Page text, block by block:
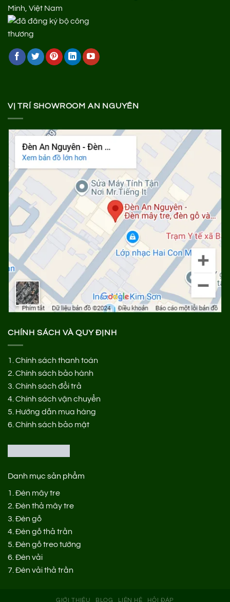
Minh, Việt Nam
VỊ TRÍ SHOWROOM AN NGUYÊN
CHÍNH SÁCH VÀ QUY ĐỊNH
1. Chính sách thanh toán
2. Chính sách bảo hành
3. Chính sách đổi trả
4. Chính sách vận chuyển
5. Hướng dẫn mua hàng
6. Chính sách bảo mật
Danh mục sản phẩm
1. Đèn mây tre
2. Đèn thả mây tre
3. Đèn gỗ
4. Đèn gỗ thả trần
5. Đèn gỗ treo tường
6. Đèn vải
7. Đèn vải thả trần
GIỚI THIỆU BLOG LIÊN HỆ HỎI ĐÁP